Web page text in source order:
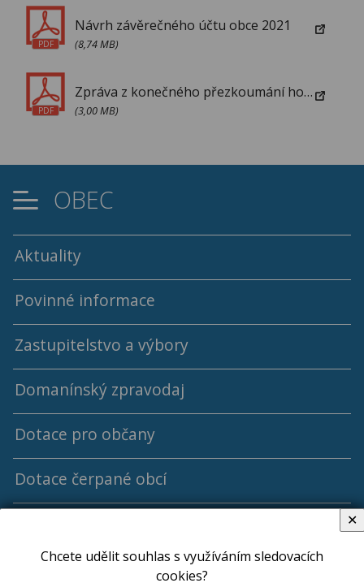
Návrh závěrečného účtu obce 2021
(8,74 MB)
PDF
Zpráva z konečného přezkoumání hospodaření 2021
(3,00 MB)
PDF
OBEC
Aktuality
Povinné informace
Zastupitelstvo a výbory
Programy a usnesení ZO
Archív programů a usnesení ZO
Členové ZO
Výbory
Domanínský zpravodaj
Archiv Domanínského zpravodaje
Dotace pro občany
Dotace čerpané obcí
2014 - 2018
Hospodaření obce
Chcete udělit souhlas s využíváním sledovacích
cookies?
✕